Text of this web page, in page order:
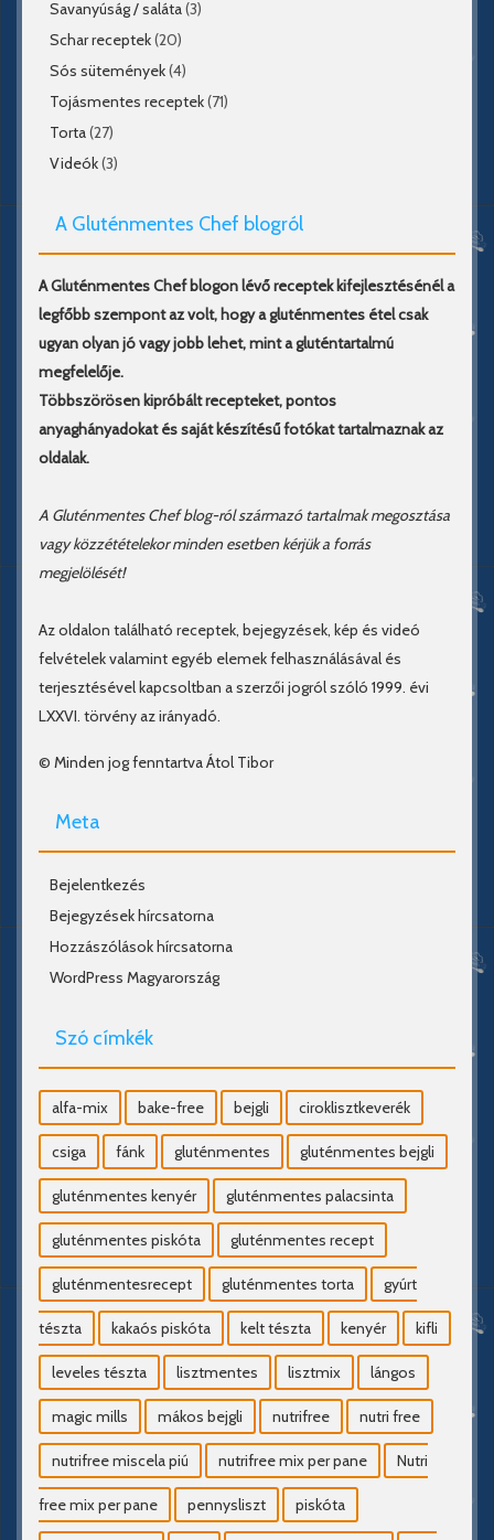
Savanyúság / saláta(3)
Schar receptek(20)
Sós sütemények(4)
Tojásmentes receptek(71)
Torta(27)
Videók(3)
A Gluténmentes Chef blogról
A Gluténmentes Chef blogon lévő receptek kifejlesztésénél a
legfőbb szempont az volt, hogy a gluténmentes étel csak
ugyan olyan jó vagy jobb lehet, mint a gluténtartalmú
megfelelője.
Többszörösen kipróbált recepteket, pontos
anyaghányadokat és saját készítésű fotókat tartalmaznak az
oldalak.
A Gluténmentes Chef blog-ról származó tartalmak megosztása
vagy közzétételekor minden esetben kérjük a forrás
megjelölését!
Az oldalon található receptek, bejegyzések, kép és videó
felvételek valamint egyéb elemek felhasználásával és
terjesztésével kapcsoltban a szerzői jogról szóló 1999. évi
LXXVI. törvény az irányadó.
© Minden jog fenntartva Átol Tibor
Meta
Bejelentkezés
Bejegyzések hírcsatorna
Hozzászólások hírcsatorna
WordPress Magyarország
Szó címkék
alfa-mix bake-free bejgli ciroklisztkeverék
csiga fánk gluténmentes gluténmentes bejgli
gluténmentes kenyér gluténmentes palacsinta
gluténmentes piskóta gluténmentes recept
gluténmentesrecept gluténmentes torta gyúrt
tészta kakaós piskóta kelt tészta kenyér kifli
leveles tészta lisztmentes lisztmix lángos
magic mills mákos bejgli nutrifree nutri free
nutrifree miscela piú nutrifree mix per pane Nutri
free mix per pane pennysliszt piskóta